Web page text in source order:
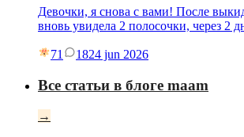
Девочки, я снова с вами! После
вновь увидела 2 полосочки, через 2
71 1824 jun 2026
Все статьи в блоге maam
→